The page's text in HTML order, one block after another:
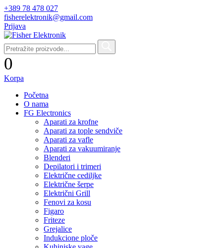
+389 78 478 027
fisherelektronik@gmail.com
Prijava
0
Korpa
Početna
O nama
FG Electronics
Aparati za krofne
Aparati za tople sendviče
Aparati za vafle
Aparati za vakuumiranje
Blenderi
Depilatori i trimeri
Električne cediljke
Električne šerpe
Električni Grill
Fenovi za kosu
Figaro
Friteze
Grejalice
Indukcione ploče